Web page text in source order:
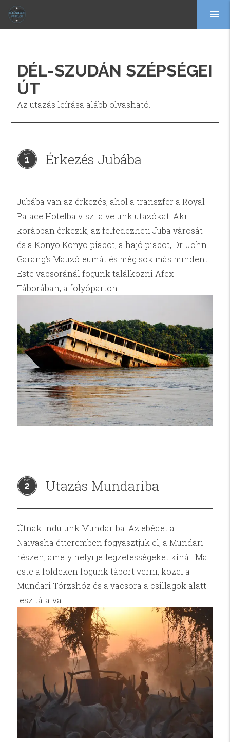
menu
DÉL-SZUDÁN SZÉPSÉGEI
ÚT
Az utazás leírása alább olvasható.
1 Érkezés Jubába
Jubába van az érkezés, ahol a transzfer a Royal
Palace Hotelba viszi a velünk utazókat. Aki
korábban érkezik, az felfedezheti Juba városát
és a Konyo Konyo piacot, a hajó piacot, Dr. John
Garang's Mauzóleumát és még sok más mindent.
Este vacsoránál fogunk találkozni Afex
Táborában, a folyóparton.
2 Utazás Mundariba
Útnak indulunk Mundariba. Az ebédet a
Naivasha étteremben fogyasztjuk el, a Mundari
részen, amely helyi jellegzetességeket kínál. Ma
este a földeken fogunk tábort verni, közel a
Mundari Törzshöz és a vacsora a csillagok alatt
lesz tálalva.